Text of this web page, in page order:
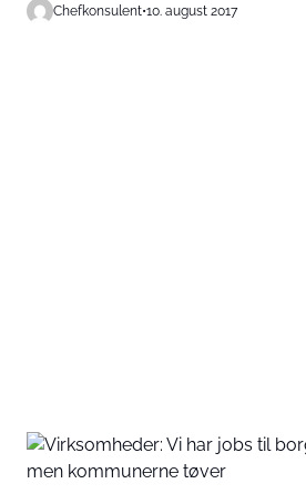
Chefkonsulent•10. august 2017